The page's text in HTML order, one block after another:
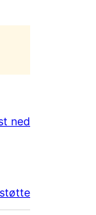
ned